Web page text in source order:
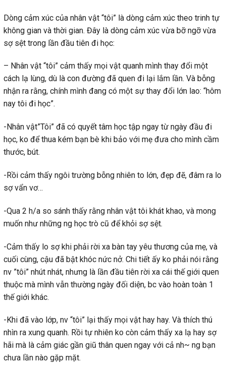
Dòng cảm xúc của nhân vật “tôi” là dòng cảm xúc theo trinh tự
không gian và thời gian. Đây là dòng cảm xúc vừa bỡ ngỡ vừa
sợ sệt trong lần đầu tiên đi học:
– Nhân vật “tôi” cảm thấy mọi vật quanh mình thay đổi một
cách lạ lùng, dù là con đường đã quen đi lại lắm lần. Và bỗng
nhận ra rằng, chính mình đang có một sự thay đổi lớn lao: “hôm
nay tôi đi học”.
-Nhân vật”Tôi” đã có quyết tâm học tập ngay từ ngày đầu đi
học, ko để thua kém bạn bè khi bảo với mẹ đưa cho mình cầm
thước, bút.
-Rồi cảm thấy ngôi trường bỗng nhiên to lớn, đẹp đẽ, đâm ra lo
sợ vẩn vơ…
-Qua 2 h/a so sánh thấy rằng nhân vật tôi khát khao, và mong
muốn như những ng học trò cũ để khỏi sợ sệt.
-Cảm thấy lo sợ khi phải rời xa bàn tay yêu thương của mẹ, và
cuối cùng, cậu đã bật khóc nức nở. Chi tiết ấy ko phải nói rằng
nv ”tôi” nhút nhát, nhưng là lần đầu tiên rời xa cái thế giới quen
thuộc mà mình vẫn thường ngày đối diện, bc vào hoàn toàn 1
thế giới khác.
-Khi đã vào lớp, nv “tôi” lại thấy mọi vật hay hay. Và thích thú
nhìn ra xung quanh. Rồi tự nhiên ko còn cảm thấy xa lạ hay sợ
hãi mà là cảm giác gần giũ thân quen ngay với cả nh~ ng bạn
chưa lần nào gặp mặt.